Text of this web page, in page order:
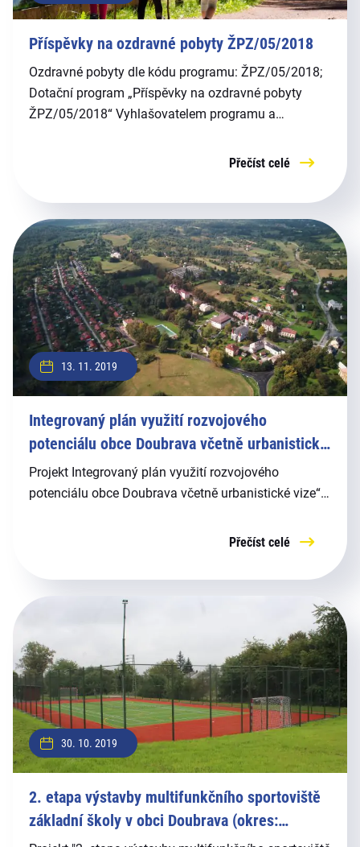
Příspěvky na ozdravné pobyty ŽPZ/05/2018
Ozdravné pobyty dle kódu programu: ŽPZ/05/2018;
Dotační program „Příspěvky na ozdravné pobyty
ŽPZ/05/2018“ Vyhlašovatelem programu a
Přečíst celé
13. 11. 2019
Integrovaný plán využití rozvojového
potenciálu obce Doubrava včetně urbanistické
vize
Projekt Integrovaný plán využití rozvojového
potenciálu obce Doubrava včetně urbanistické vize“.
je Moravskoslezský kraj (dále MSK).Přečíst celé
30. 10. 2019
2. etapa výstavby multifunkčního sportoviště
základní školy v obci Doubrava (okres: